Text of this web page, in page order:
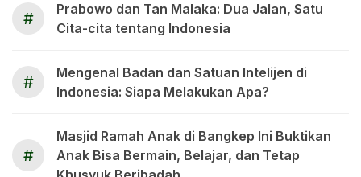
#
Prabowo dan Tan Malaka: Dua Jalan, Satu
Cita-cita tentang Indonesia
#
Mengenal Badan dan Satuan Intelijen di
Indonesia: Siapa Melakukan Apa?
#
Masjid Ramah Anak di Bangkep Ini Buktikan
Anak Bisa Bermain, Belajar, dan Tetap